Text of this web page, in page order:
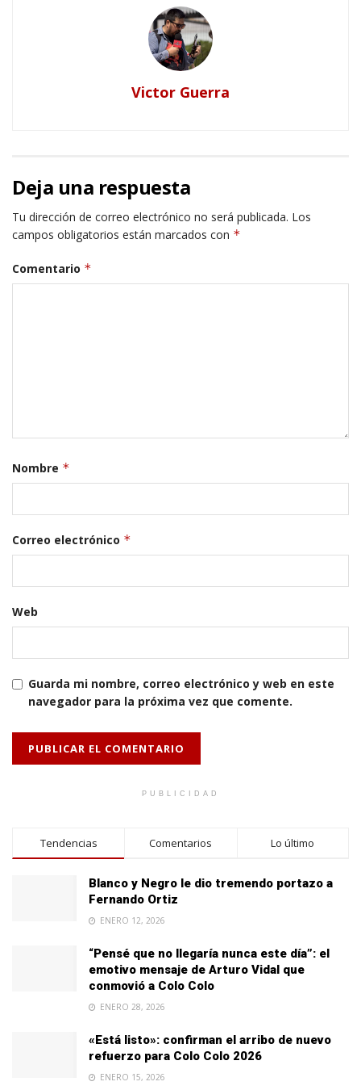
Victor Guerra
Deja una respuesta
Tu dirección de correo electrónico no será publicada. Los
campos obligatorios están marcados con *
Comentario *
Nombre *
Correo electrónico *
Web
Guarda mi nombre, correo electrónico y web en este
navegador para la próxima vez que comente.
PUBLICIDAD
Tendencias Comentarios Lo último
Blanco y Negro le dio tremendo portazo a
Fernando Ortiz
ENERO 12, 2026
“Pensé que no llegaría nunca este día”: el
emotivo mensaje de Arturo Vidal que
conmovió a Colo Colo
ENERO 28, 2026
«Está listo»: confirman el arribo de nuevo
refuerzo para Colo Colo 2026
ENERO 15, 2026